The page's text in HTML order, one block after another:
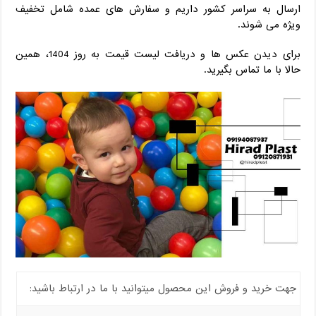
ارسال به سراسر کشور داریم و سفارش‌ های عمده شامل تخفیف
ویژه می‌ شوند.
برای دیدن عکس ‌ها و دریافت لیست قیمت به ‌روز 1404، همین
حالا با ما تماس بگیرید.
جهت خرید و فروش این محصول میتوانید با ما در ارتباط باشید: